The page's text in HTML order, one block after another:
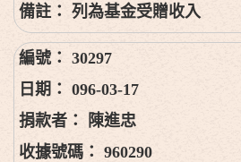
列為基金受贈收入
30297
096-03-17
陳進忠
960290